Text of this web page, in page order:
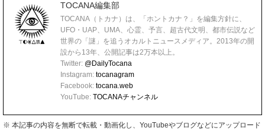
TOCANA編集部
TOCANA（トカナ）は、「ホントカナ？」を編集方針に、
UFO・UAP、UMA、心霊、予言、超古代文明、都市伝説など
世界の「謎」を追うオカルトニュースメディア。2013年の開
設から13年、公開記事は2万本以上。
Twitter: @DailyTocana
Instagram: tocanagram
Facebook: tocana.web
YouTube: TOCANAチャンネル
※ 本記事の内容を無断で転載・動画化し、YouTubeやブログなどにアップロード